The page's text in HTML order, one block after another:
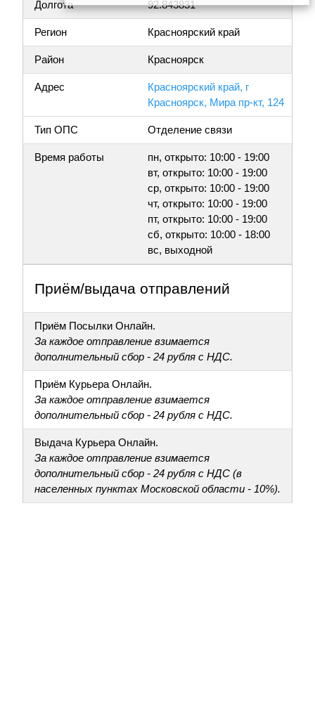
Долгота 92.843831
Регион Красноярский край
Район Красноярск
Адрес
Красноярский край, г
Красноярск, Мира пр-кт, 124
Тип ОПС Отделение связи
Время работы
пн, открыто: 10:00 - 19:00
вт, открыто: 10:00 - 19:00
ср, открыто: 10:00 - 19:00
чт, открыто: 10:00 - 19:00
пт, открыто: 10:00 - 19:00
сб, открыто: 10:00 - 18:00
вс, выходной
Приём/выдача отправлений
Приём Посылки Онлайн.
За каждое отправление взимается
дополнительный сбор - 24 рубля с НДС.
Приём Курьера Онлайн.
За каждое отправление взимается
дополнительный сбор - 24 рубля с НДС.
Выдача Курьера Онлайн.
За каждое отправление взимается
дополнительный сбор - 24 рубля с НДС (в
населенных пунктах Московской области - 10%).